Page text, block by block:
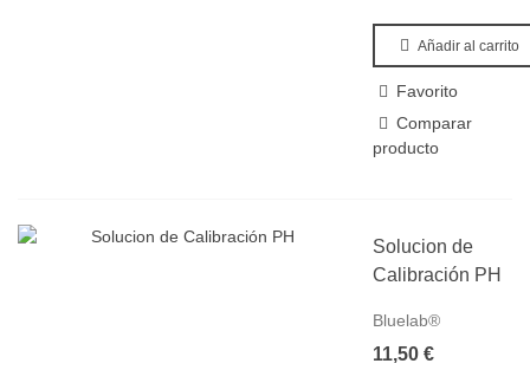
Añadir al carrito
Favorito
Comparar
producto
Solucion de
Calibración PH
Bluelab®
11,50 €